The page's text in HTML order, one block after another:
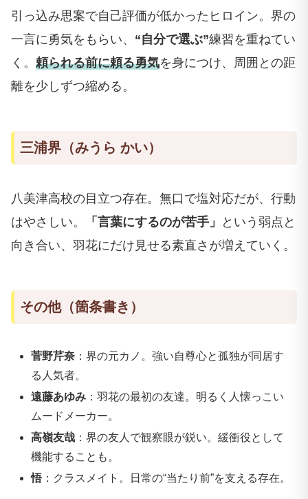
引っ込み思案で自己評価が低かったヒロイン。界の
一言に勇気をもらい、 “自分で選ぶ”練習を重ねてい
く。 頼られる前に頼る勇気を身につけ、周囲との距
離を少しずつ縮める。
三浦界（みうら かい）
八美津高校の目立つ存在。無口で塩対応だが、行動
はやさしい。
「言葉にするのが苦手」
という弱点と
向き合い、羽花にだけ見せる素直さが増えていく。
その他（箇条書き）
菅野芹奈 ：界の元カノ。強い自尊心と孤独が同居す
る人気者。
遠藤あゆみ ：羽花の最初の友達。明るく人懐っこい
ムードメーカー。
高嶺友哉 ：界の友人で観察眼が鋭い。緩衝役として
機能することも。
悟：クラスメイト。日常の“当たり前”を支える存在。